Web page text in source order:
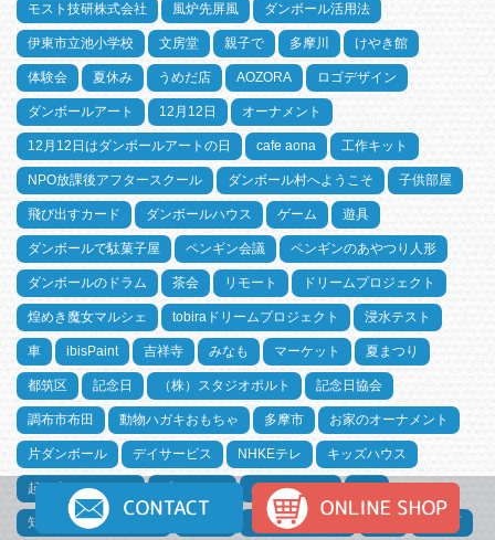
モスト技研株式会社 風炉先屏風 ダンボール活用法
伊東市立池小学校 文房堂 親子で 多摩川 けやき館
体験会 夏休み うめだ店 AOZORA ロゴデザイン
ダンボールアート 12月12日 オーナメント
12月12日はダンボールアートの日 cafe aona 工作キット
NPO放課後アフタースクール ダンボール村へようこそ 子供部屋
飛び出すカード ダンボールハウス ゲーム 遊具
ダンボールで駄菓子屋 ペンギン会議 ペンギンのあやつり人形
ダンボールのドラム 茶会 リモート ドリームプロジェクト
煌めき魔女マルシェ tobiraドリームプロジェクト 浸水テスト
車 ibisPaint 吉祥寺 みなも マーケット 夏まつり
都筑区 記念日 （株）スタジオポルト 記念日協会
調布市布田 動物ハガキおもちゃ 多摩市 お家のオーナメント
片ダンボール デイサービス NHKEテレ キッズハウス
起き上がりこぼし バレンタイン
知育玩具（おもちゃ） Puin Au Sourire 神保町